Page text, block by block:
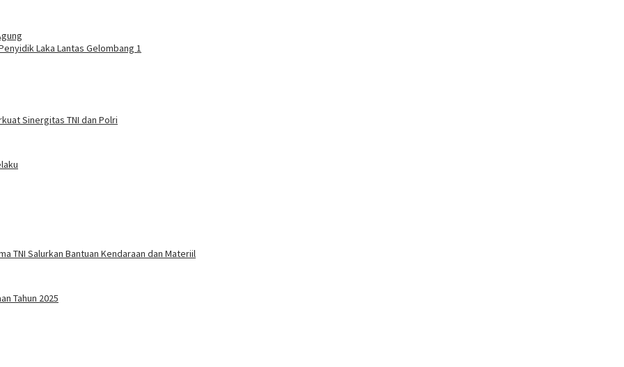
Laka Lantas Gelombang 1
Sinergitas TNI dan Polri
TNI Salurkan Bantuan Kendaraan dan Materiil
Tahun 2025